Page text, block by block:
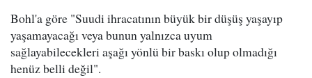
Bohl'a göre "Suudi ihracatının büyük bir düşüş yaşayıp
yaşamayacağı veya bunun yalnızca uyum
sağlayabilecekleri aşağı yönlü bir baskı olup olmadığı
henüz belli değil".